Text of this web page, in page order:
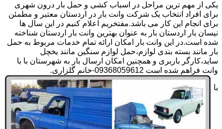
یکی از مهم ترین مراحل در اسباب کشی و حمل بار درون شهری
برای افراد انتخاب یک شرکت وانت بار در اردستان معتبر و مطمئن
برای انجام این کار می باشد.مفتخریم اعلام کنیم در این سال ها
نیسان بار اردستان بار به عنوان بهترین وانت بار اردستان شناخته
شده است.در این وانت بار امکان ارائه تمام خدمات مربوط به حمل
بار مانند بسته بندی لوازم،حمل لوازم سنگین مانند یخچل
ساید،کارگر باربری و همچنین امکان ارسال بار به شهرستان با با
وانت فراهم شده است 09368059612-خانم گلزاری.
با